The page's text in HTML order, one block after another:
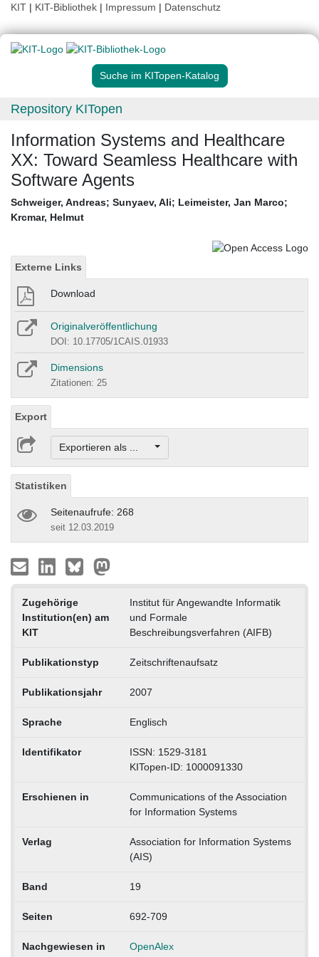
KIT | KIT-Bibliothek | Impressum | Datenschutz
Suche im KITopen-Katalog
Repository KITopen
Information Systems and Healthcare
XX: Toward Seamless Healthcare with
Software Agents
Schweiger, Andreas; Sunyaev, Ali; Leimeister, Jan Marco;
Krcmar, Helmut
Externe Links
Download
Originalveröffentlichung
DOI: 10.17705/1CAIS.01933
Dimensions
Zitationen: 25
Export
Exportieren als ...
Statistiken
Seitenaufrufe: 268
seit 12.03.2019
Zugehörige
Institution(en) am
KIT
Institut für Angewandte Informatik
und Formale
Beschreibungsverfahren (AIFB)
Publikationstyp Zeitschriftenaufsatz
Publikationsjahr 2007
Sprache Englisch
Identifikator
ISSN: 1529-3181
KITopen-ID: 1000091330
Erschienen in
Communications of the Association
for Information Systems
Verlag
Association for Information Systems
(AIS)
Band 19
Seiten 692-709
Nachgewiesen in
OpenAlex